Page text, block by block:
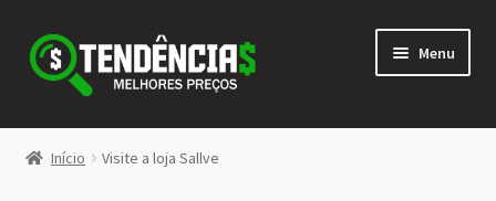
Pular
para
navegação
Pular
para
conteúdo
Menu
LOJA
Início Visite a loja Sallve